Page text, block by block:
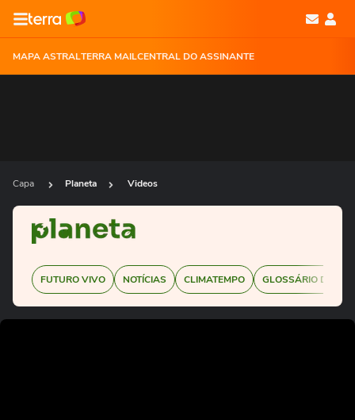
MAPA ASTRALTERRA MAILCENTRAL DO ASSINANTE
Capa Planeta Videos
FUTURO VIVO NOTÍCIAS CLIMATEMPO GLOSSÁRIO DE